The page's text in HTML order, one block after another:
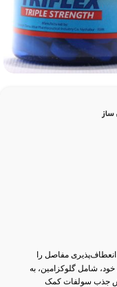
مفاصل را
شامل گلوکزامین، به
جذب سولفات کمک